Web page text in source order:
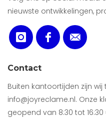
nieuwste ontwikkelingen,
Contact
Buiten kantoortijden zijn wij
info@joyreclame.nl. Onze
geopend van 8:30 tot